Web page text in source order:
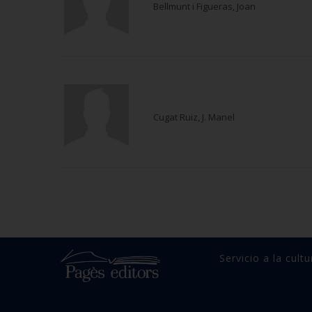
Bellmunt i Figueras, Joan
Cugat Ruiz, J. Manel
Servicio a la